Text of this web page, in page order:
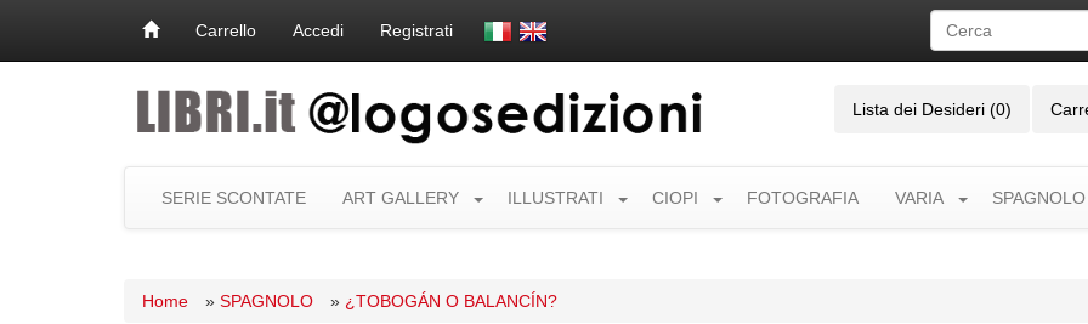
Carrello Accedi Registrati
Lista dei Desideri (0)
SERIE SCONTATE ART GALLERY ILLUSTRATI CIOPI FOTOGRAFIA VARIA SPAGNOLO
Home » SPAGNOLO » ¿TOBOGÁN O BALANCÍN?